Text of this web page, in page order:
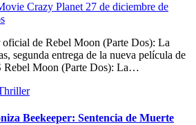
Crazy Planet 27 de diciembre de
segunda entrega de la nueva película de
Rebel Moon (Parte Dos): La…
Beekeeper: Sentencia de Muerte